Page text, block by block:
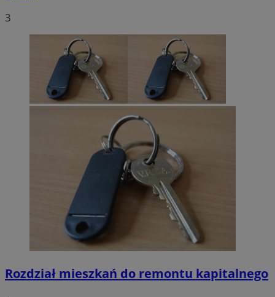
3
Rozdział mieszkań do remontu kapitalnego